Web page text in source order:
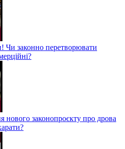
Чи законно перетворювати
нового законопроєкту про дрова